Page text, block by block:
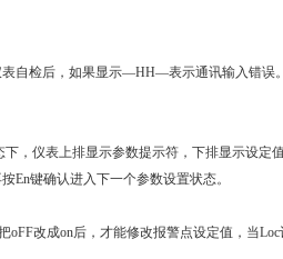
表自检后，如果显示―HH―表示通讯输入错误
，仪表上排显示参数提示符，下排显示设定
En键确认进入下一个参数设置状态。
改成on后，才能修改报警点设定值，当Loc